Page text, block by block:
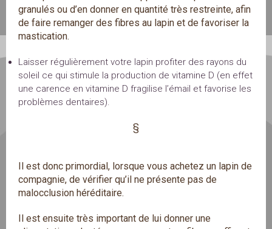
granulés ou d’en donner en quantité très restreinte, afin
de faire remanger des fibres au lapin et de favoriser la
mastication.
Laisser régulièrement votre lapin profiter des rayons du
soleil ce qui stimule la production de vitamine D (en effet
une carence en vitamine D fragilise l’émail et favorise les
problèmes dentaires).
§
Il est donc primordial, lorsque vous achetez un lapin de
compagnie, de vérifier qu’il ne présente pas de
malocclusion héréditaire.
Il est ensuite très important de lui donner une